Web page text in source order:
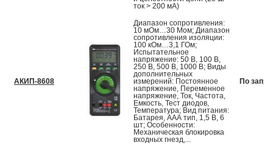
ток > 200 мА)
АКИП-8608
Диапазон сопротивления:
10 мОм…30 Мом; Диапазон
сопротивления изоляции:
100 кОм…3,1 ГОм;
Испытательное
напряжение: 50 В, 100 В,
250 В, 500 В, 1000 В; Виды
дополнительных
измерений: Постоянное
напряжение, Переменное
напряжение, Ток, Частота,
Емкость, Тест диодов,
Температура; Вид питания:
Батарея, AAА тип, 1,5 В, 6
шт; Особенности:
Механическая блокировка
входных гнезд,...
По